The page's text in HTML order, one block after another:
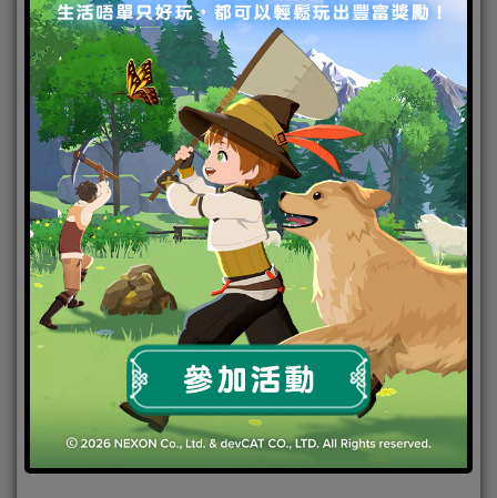
輪》事前登錄及雙平台預約
開跑 同步釋出遊戲特色玩法
2021-01-07|Android,IOS,手機遊戲 焦點新聞 命運之輪